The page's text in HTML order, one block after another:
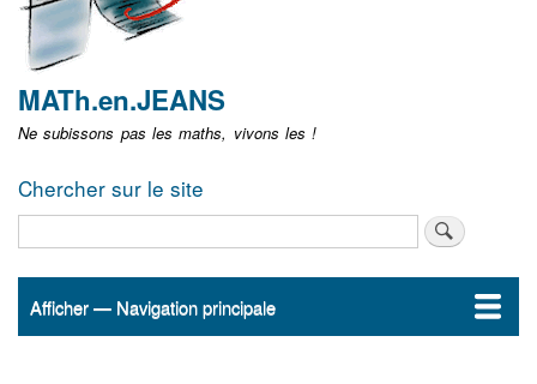
MATh.en.JEANS
Ne subissons pas les maths, vivons les !
Chercher sur le site
Navigation
Afficher — Navigation principale